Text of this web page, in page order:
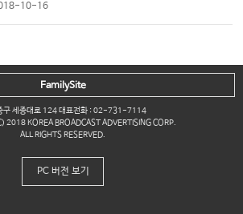
10-16
구 세종대로 124 대표전화 : 02-731-7114
2018 KOREA BROADCAST ADVERTISING CORP.
ALL RIGHTS RESERVED.
FamilySite
PC 버전 보기